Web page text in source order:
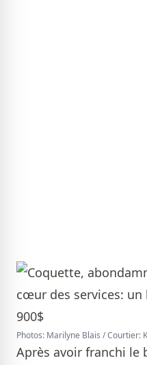
Photos: Marilyne Blais / Courtier:
Après avoir franchi le